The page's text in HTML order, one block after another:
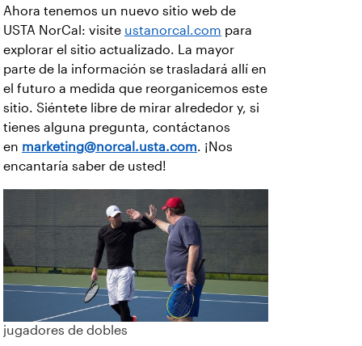
Ahora tenemos un nuevo sitio web de
USTA NorCal: visite ustanorcal.com para
explorar el sitio actualizado. La mayor
parte de la información se trasladará allí en
el futuro a medida que reorganicemos este
sitio. Siéntete libre de mirar alrededor y, si
tienes alguna pregunta, contáctanos
en marketing@norcal.usta.com. ¡Nos
encantaría saber de usted!
jugadores de dobles